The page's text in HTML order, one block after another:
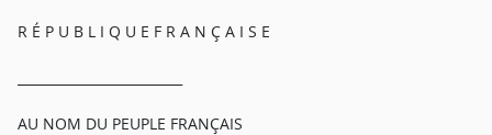
R É P U B L I Q U E F R A N Ç A I S E
AU NOM DU PEUPLE FRANÇAIS